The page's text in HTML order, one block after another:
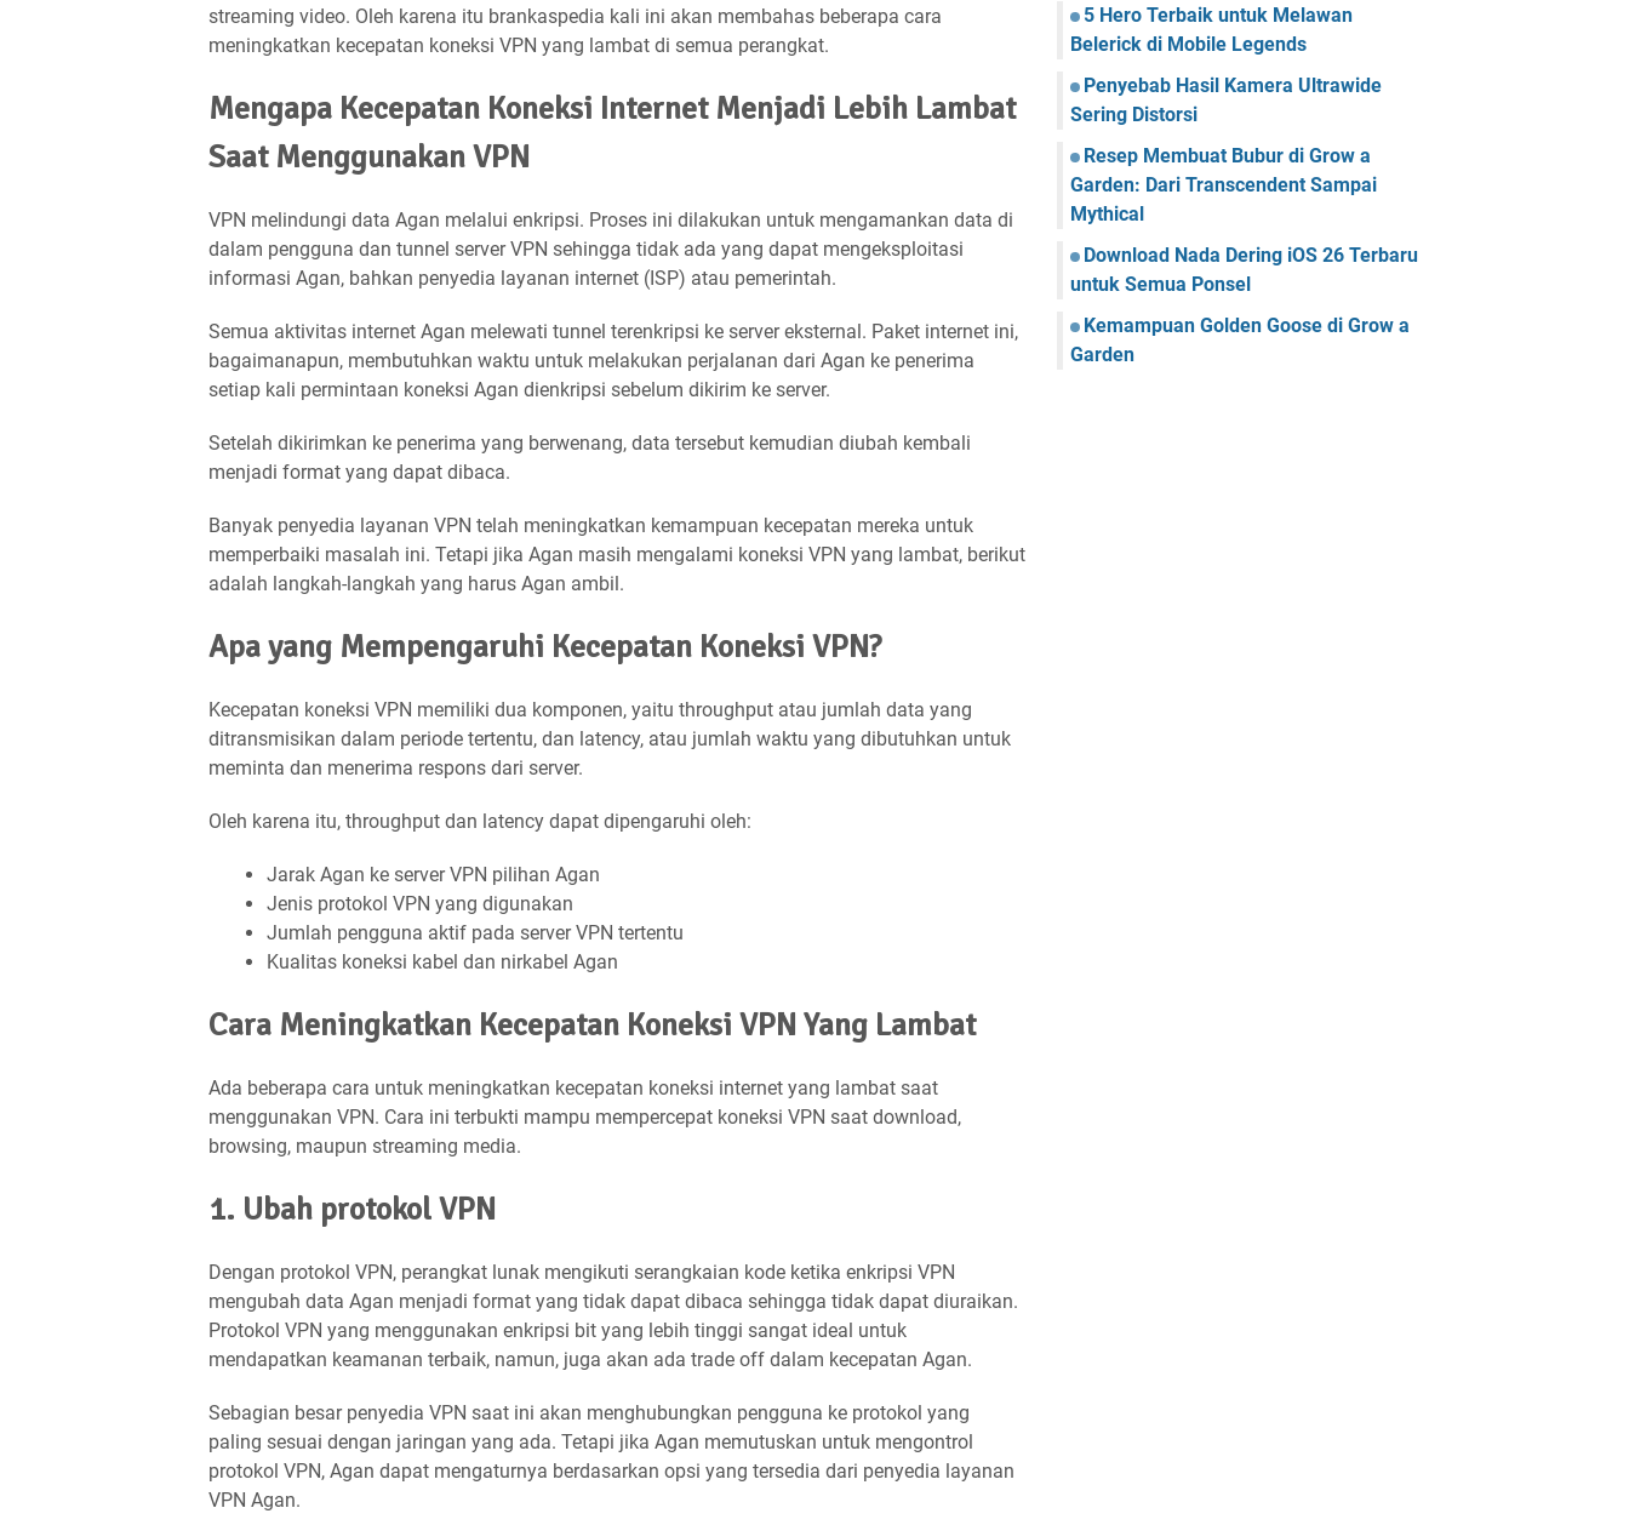
streaming video. Oleh karena itu brankaspedia kali ini akan membahas beberapa cara
meningkatkan kecepatan koneksi VPN yang lambat di semua perangkat.
Mengapa Kecepatan Koneksi Internet Menjadi Lebih Lambat
Saat Menggunakan VPN
VPN melindungi data Agan melalui enkripsi. Proses ini dilakukan untuk mengamankan data di
dalam pengguna dan tunnel server VPN sehingga tidak ada yang dapat mengeksploitasi
informasi Agan, bahkan penyedia layanan internet (ISP) atau pemerintah.
Semua aktivitas internet Agan melewati tunnel terenkripsi ke server eksternal. Paket internet ini,
bagaimanapun, membutuhkan waktu untuk melakukan perjalanan dari Agan ke penerima
setiap kali permintaan koneksi Agan dienkripsi sebelum dikirim ke server.
Setelah dikirimkan ke penerima yang berwenang, data tersebut kemudian diubah kembali
menjadi format yang dapat dibaca.
Banyak penyedia layanan VPN telah meningkatkan kemampuan kecepatan mereka untuk
memperbaiki masalah ini. Tetapi jika Agan masih mengalami koneksi VPN yang lambat, berikut
adalah langkah-langkah yang harus Agan ambil.
Apa yang Mempengaruhi Kecepatan Koneksi VPN?
Kecepatan koneksi VPN memiliki dua komponen, yaitu throughput atau jumlah data yang
ditransmisikan dalam periode tertentu, dan latency, atau jumlah waktu yang dibutuhkan untuk
meminta dan menerima respons dari server.
Oleh karena itu, throughput dan latency dapat dipengaruhi oleh:
Jarak Agan ke server VPN pilihan Agan
Jenis protokol VPN yang digunakan
Jumlah pengguna aktif pada server VPN tertentu
Kualitas koneksi kabel dan nirkabel Agan
Cara Meningkatkan Kecepatan Koneksi VPN Yang Lambat
Ada beberapa cara untuk meningkatkan kecepatan koneksi internet yang lambat saat
menggunakan VPN. Cara ini terbukti mampu mempercepat koneksi VPN saat download,
browsing, maupun streaming media.
1. Ubah protokol VPN
Dengan protokol VPN, perangkat lunak mengikuti serangkaian kode ketika enkripsi VPN
mengubah data Agan menjadi format yang tidak dapat dibaca sehingga tidak dapat diuraikan.
Protokol VPN yang menggunakan enkripsi bit yang lebih tinggi sangat ideal untuk
mendapatkan keamanan terbaik, namun, juga akan ada trade off dalam kecepatan Agan.
Sebagian besar penyedia VPN saat ini akan menghubungkan pengguna ke protokol yang
paling sesuai dengan jaringan yang ada. Tetapi jika Agan memutuskan untuk mengontrol
protokol VPN, Agan dapat mengaturnya berdasarkan opsi yang tersedia dari penyedia layanan
VPN Agan.
5 Hero Terbaik untuk Melawan
Belerick di Mobile Legends
Penyebab Hasil Kamera Ultrawide
Sering Distorsi
Resep Membuat Bubur di Grow a
Garden: Dari Transcendent Sampai
Mythical
Download Nada Dering iOS 26 Terbaru
untuk Semua Ponsel
Kemampuan Golden Goose di Grow a
Garden